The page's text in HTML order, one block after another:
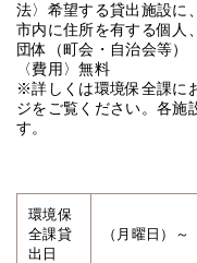
法〉希望する貸出施設に
市内に住所を有する個人
団体（町会・自治会等
〈費用〉無料
※詳しくは環境保全課に
ジをご覧ください。各施
す。
環境保
全課貸
出日
（月曜日）